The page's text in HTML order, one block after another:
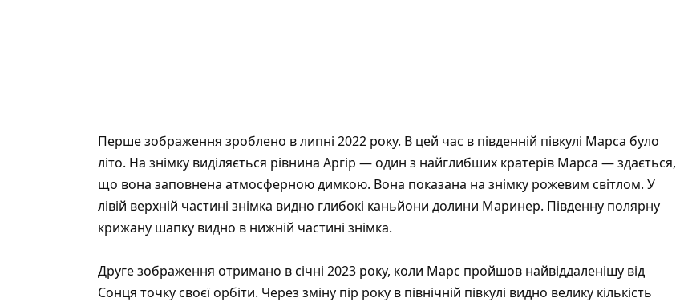
Перше зображення зроблено в липні 2022 року. В цей час в південній півкулі Марса було
літо. На знімку виділяється рівнина Аргір — один з найглибших кратерів Марса — здається,
що вона заповнена атмосферною димкою. Вона показана на знімку рожевим світлом. У
лівій верхній частині знімка видно глибокі каньйони долини Маринер. Південну полярну
крижану шапку видно в нижній частині знімка.
Друге зображення отримано в січні 2023 року, коли Марс пройшов найвіддаленішу від
Сонця точку своєї орбіти. Через зміну пір року в північній півкулі видно велику кількість